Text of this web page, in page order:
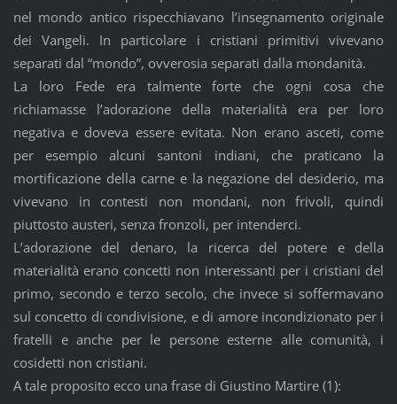
nel mondo antico rispecchiavano l’insegnamento originale
dei Vangeli. In particolare i cristiani primitivi vivevano
separati dal “mondo”, ovverosia separati dalla mondanità.
La loro Fede era talmente forte che ogni cosa che
richiamasse l’adorazione della materialità era per loro
negativa e doveva essere evitata. Non erano asceti, come
per esempio alcuni santoni indiani, che praticano la
mortificazione della carne e la negazione del desiderio, ma
vivevano in contesti non mondani, non frivoli, quindi
piuttosto austeri, senza fronzoli, per intenderci.
L’adorazione del denaro, la ricerca del potere e della
materialità erano concetti non interessanti per i cristiani del
primo, secondo e terzo secolo, che invece si soffermavano
sul concetto di condivisione, e di amore incondizionato per i
fratelli e anche per le persone esterne alle comunità, i
cosidetti non cristiani.
A tale proposito ecco una frase di Giustino Martire (1):